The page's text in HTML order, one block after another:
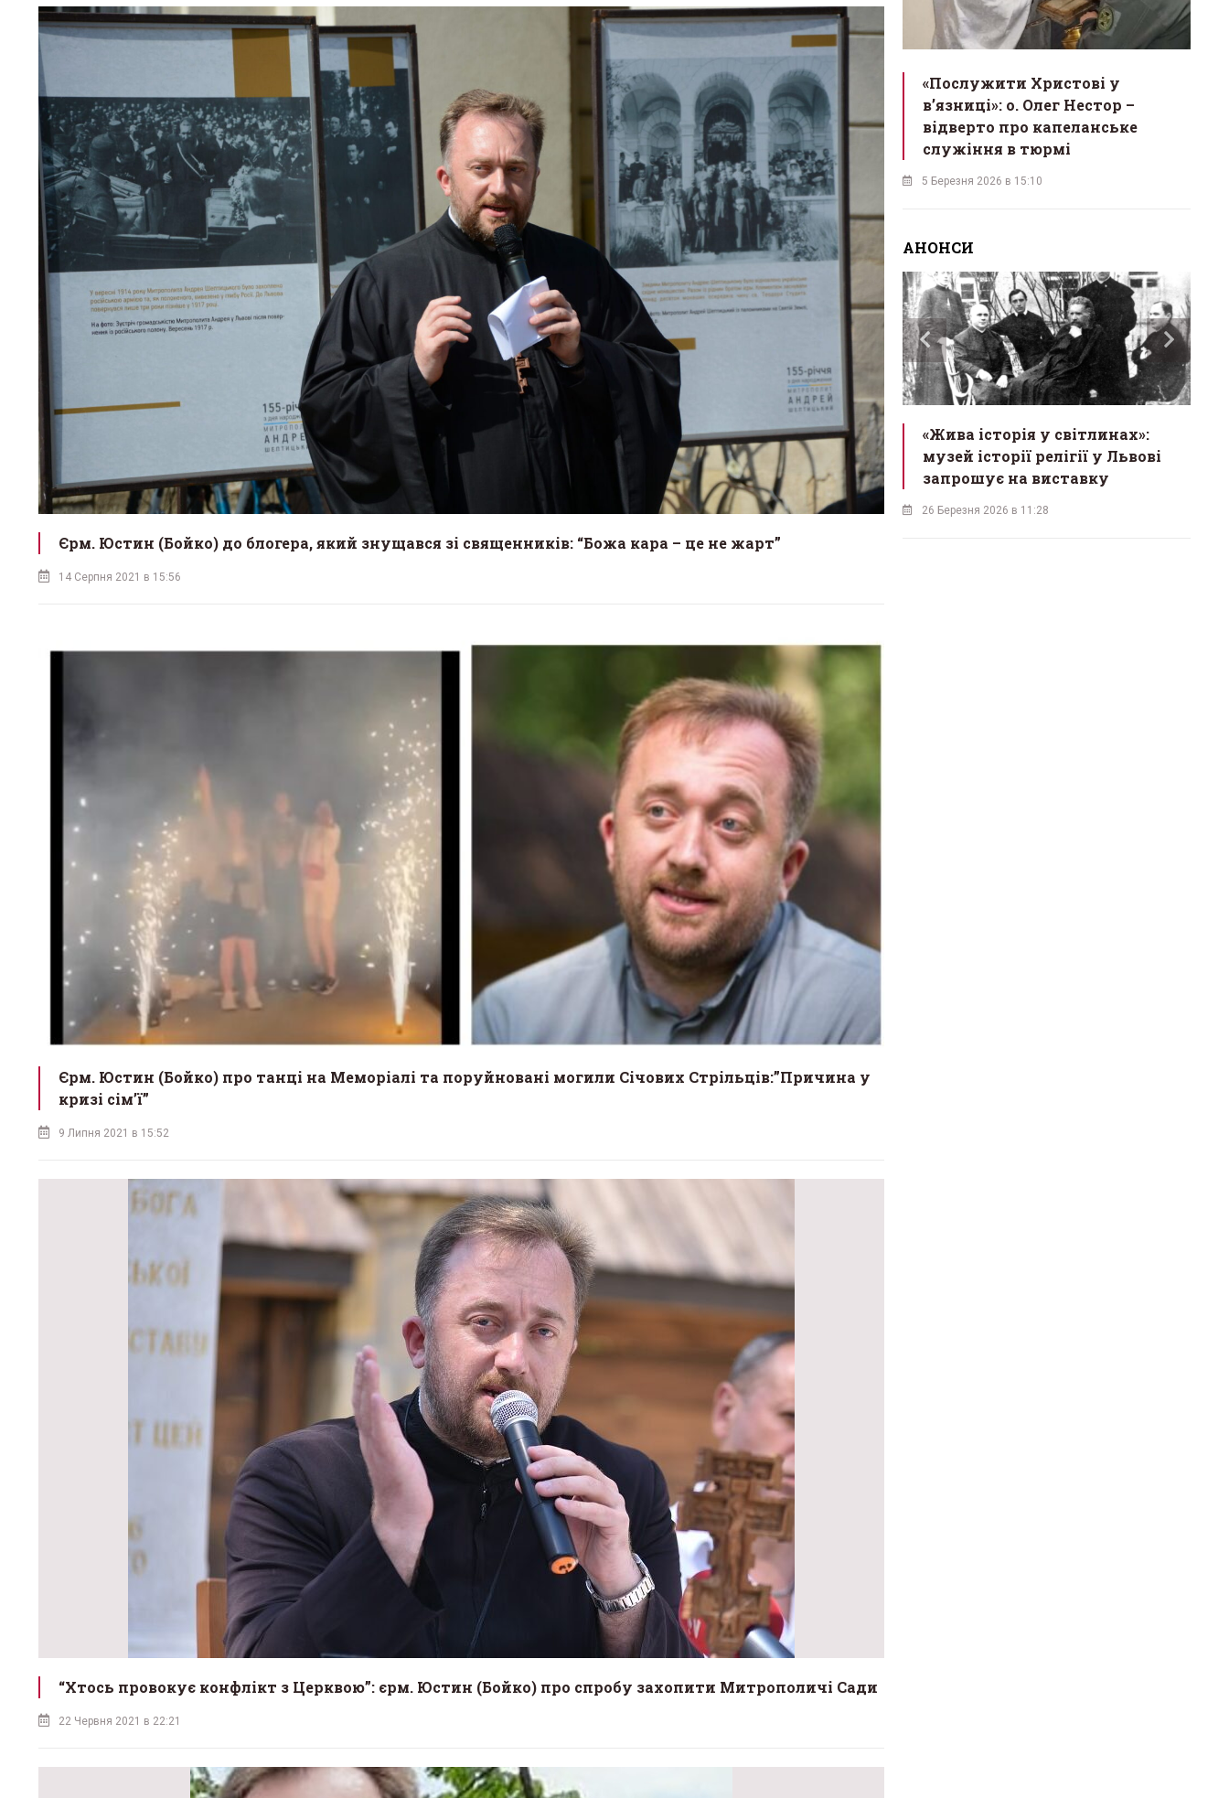
Єрм. Юстин (Бойко) до блогера, який знущався зі священників: “Божа кара – це не жарт”
14 Серпня 2021 в 15:56
Єрм. Юстин (Бойко) про танці на Меморіалі та поруйновані могили Січових Стрільців:”Причина у
кризі сім’ї”
9 Липня 2021 в 15:52
“Хтось провокує конфлікт з Церквою”: єрм. Юстин (Бойко) про спробу захопити Митрополичі Сади
22 Червня 2021 в 22:21
«Послужити Христові у
вʼязниці»: о. Олег Нестор –
відверто про капеланське
служіння в тюрмі
5 Березня 2026 в 15:10
АНОНСИ
запрошує на реколекції до
львівської церкви Андрія
13 Березня 2026 в 15:13
«Від 50 до 5000»: о. Тарас
Михальчук розкрив секрет
успіху проєкту «Благодійна
верба»
«Жива історія у світлинах»:
музей історії релігії у Львові
запрошує на виставку
26 Березня 2026 в 11:28
«Мученик з Карпат»: у Львові
відкривають виставку про
блаженного Симеона Лукача
18 Березня 2026 в 10:13